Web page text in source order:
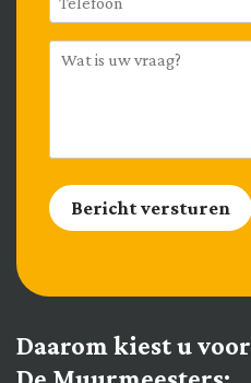
Bericht versturen
Daarom kiest u voor